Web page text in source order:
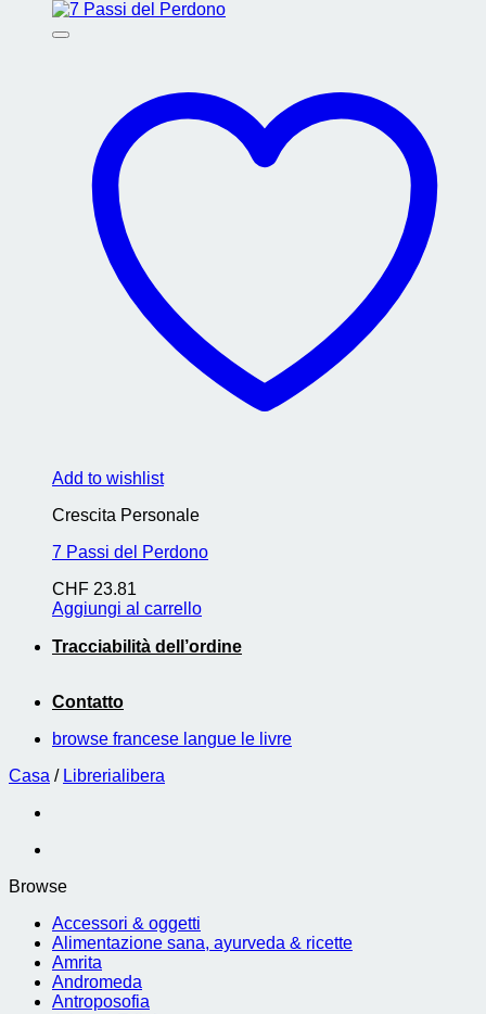
Add to wishlist
Crescita Personale
7 Passi del Perdono
CHF 23.81
Aggiungi al carrello
Tracciabilità dell’ordine
Contatto
browse francese langue le livre
Casa / Librerialibera
Browse
Accessori & oggetti
Alimentazione sana, ayurveda & ricette
Amrita
Andromeda
Antroposofia